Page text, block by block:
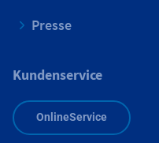
Presse
Kundenservice
OnlineService